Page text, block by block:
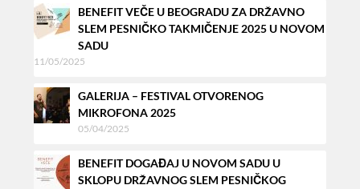
BENEFIT VEČE U BEOGRADU ZA DRŽAVNO
SLEM PESNIČKO TAKMIČENJE 2025 U NOVOM
SADU
11/05/2025
GALERIJA – FESTIVAL OTVORENOG
MIKROFONA 2025
05/04/2025
BENEFIT DOGAĐAJ U NOVOM SADU U
SKLOPU DRŽAVNOG SLEM PESNIČKOG